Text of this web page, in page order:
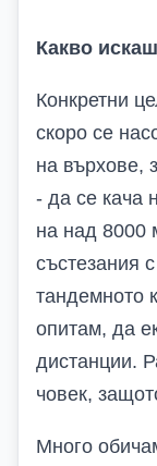
Какво
Конкретни
скоро се
на върхове,
- да се кача
на над 8000
състезания
тандемното
опитам, да
дистанции.
човек,
Много